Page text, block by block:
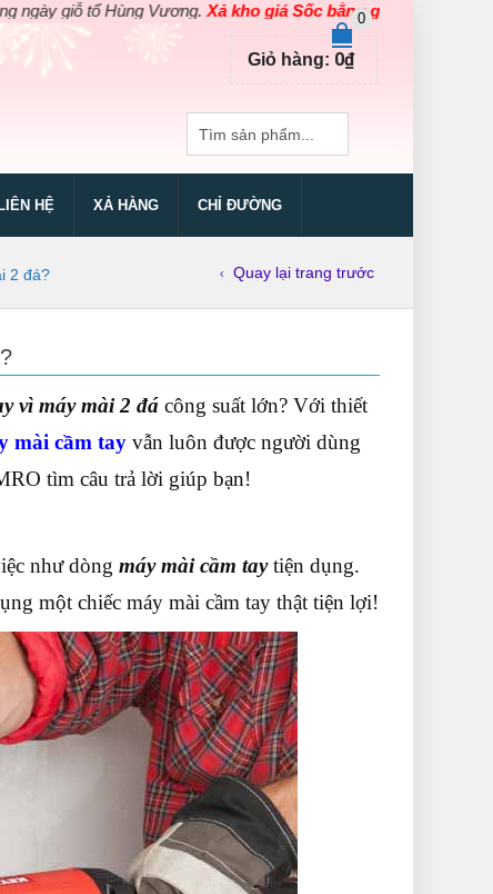
tổ Hùng Vương.Xả kho giá Sốc bằng giá Gốccho các sản phẩm
0
Giỏ hàng: 0₫
LIÊN HỆ XẢ HÀNG CHỈ ĐƯỜNG
2 đá? Quay lại trang trước
vì máy mài 2 đácông suất lớn? Với thiết
mài cầm tayvẫn luôn được người dùng
tìm câu trả lời giúp bạn!
như dòng máy mài cầm taytiện dụng.
một chiếc máy mài cầm tay thật tiện lợi!